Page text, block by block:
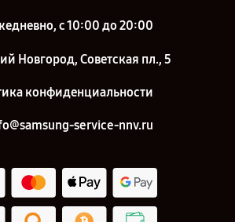
с 10:00 до 20:00
Новгород, Советская пл., 5
конфиденциальности
service-nnv.ru